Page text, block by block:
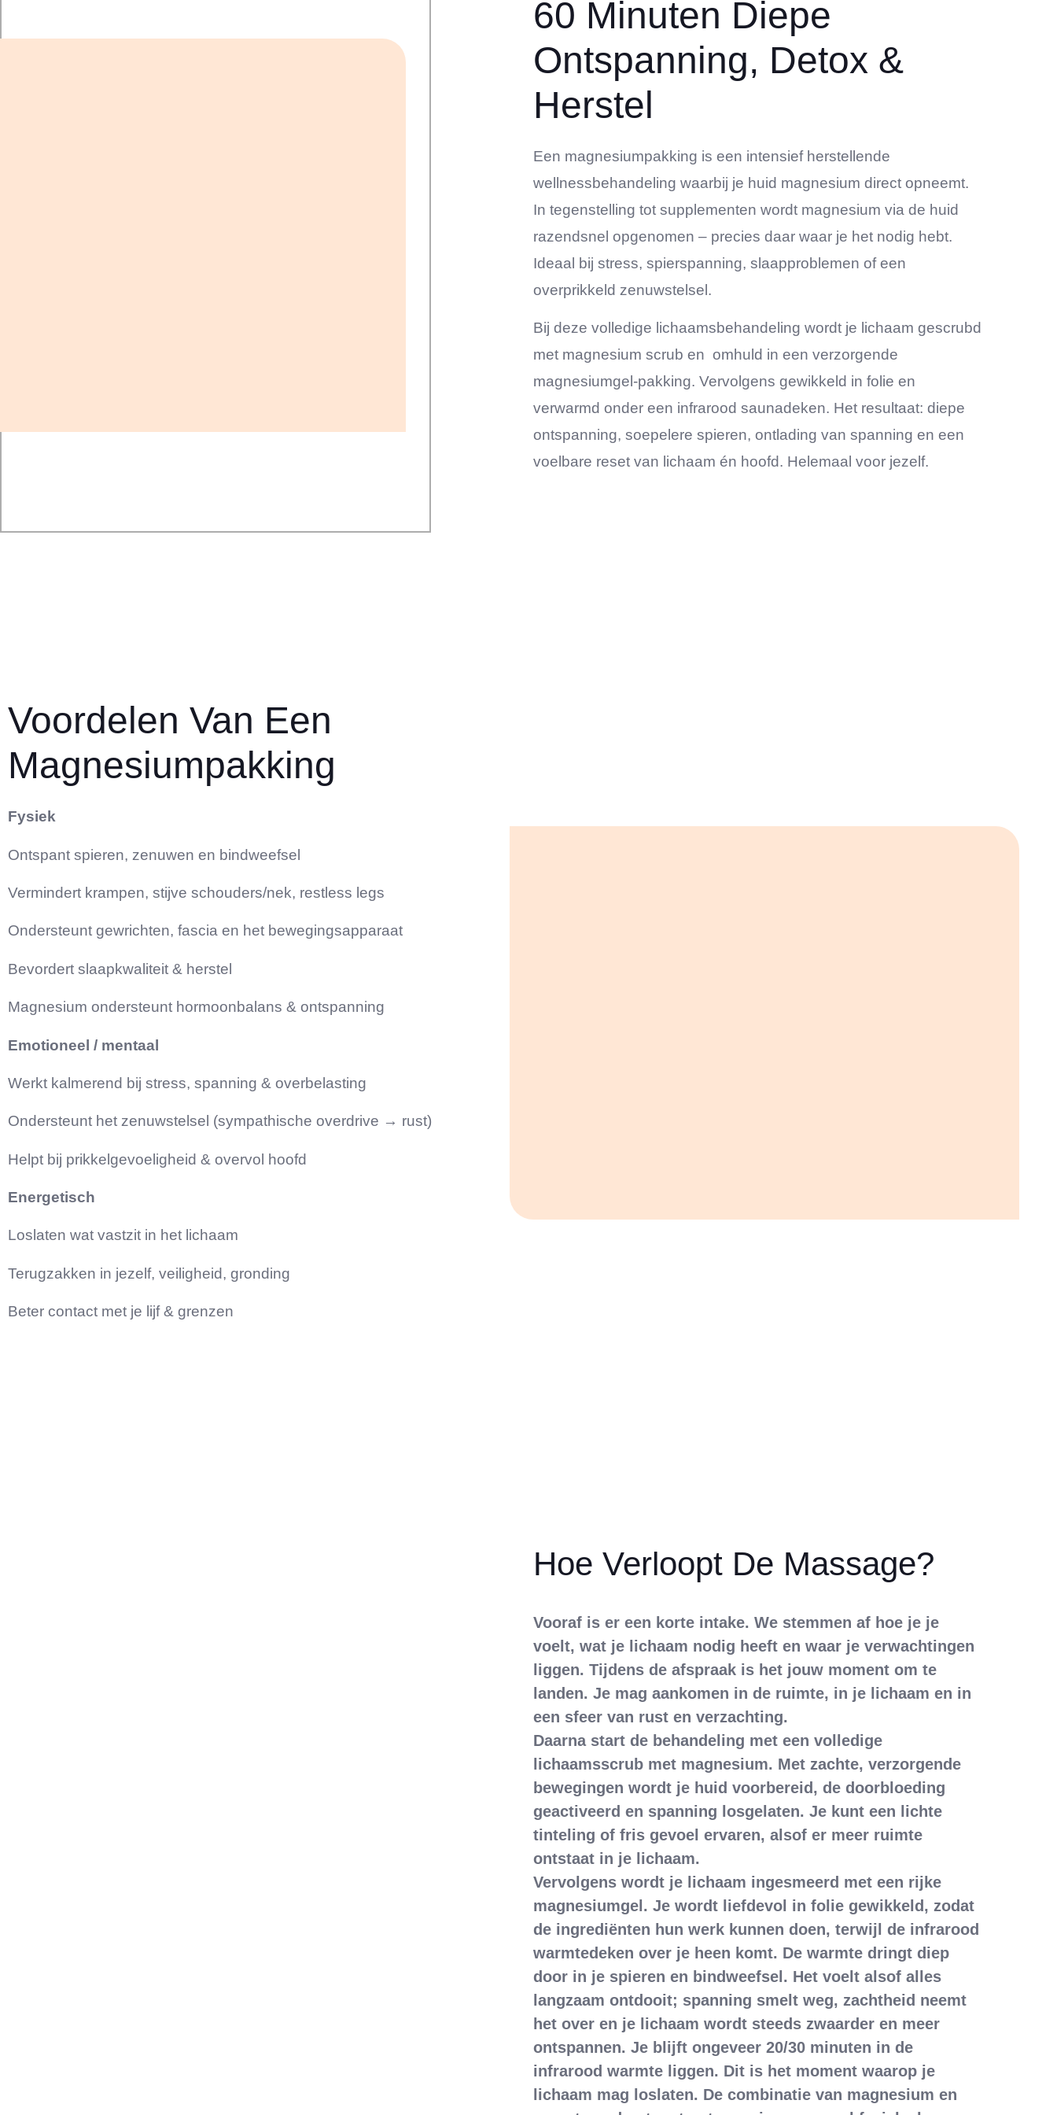
60 Minuten Diepe
Ontspanning, Detox &
Herstel
Een magnesiumpakking is een intensief herstellende
wellnessbehandeling waarbij je huid magnesium direct opneemt.
In tegenstelling tot supplementen wordt magnesium via de huid
razendsnel opgenomen – precies daar waar je het nodig hebt.
Ideaal bij stress, spierspanning, slaapproblemen of een
overprikkeld zenuwstelsel.
Bij deze volledige lichaamsbehandeling wordt je lichaam gescrubd
met magnesium scrub en omhuld in een verzorgende
magnesiumgel-pakking. Vervolgens gewikkeld in folie en
verwarmd onder een infrarood saunadeken. Het resultaat: diepe
ontspanning, soepelere spieren, ontlading van spanning en een
voelbare reset van lichaam én hoofd. Helemaal voor jezelf.
Voordelen Van Een
Magnesiumpakking
Fysiek
Ontspant spieren, zenuwen en bindweefsel
Vermindert krampen, stijve schouders/nek, restless legs
Ondersteunt gewrichten, fascia en het bewegingsapparaat
Bevordert slaapkwaliteit & herstel
Magnesium ondersteunt hormoonbalans & ontspanning
Emotioneel / mentaal
Werkt kalmerend bij stress, spanning & overbelasting
Ondersteunt het zenuwstelsel (sympathische overdrive → rust)
Helpt bij prikkelgevoeligheid & overvol hoofd
Energetisch
Loslaten wat vastzit in het lichaam
Terugzakken in jezelf, veiligheid, gronding
Beter contact met je lijf & grenzen
Hoe Verloopt De Massage?
Vooraf is er een korte intake. We stemmen af hoe je je
voelt, wat je lichaam nodig heeft en waar je verwachtingen
liggen. Tijdens de afspraak is het jouw moment om te
landen. Je mag aankomen in de ruimte, in je lichaam en in
een sfeer van rust en verzachting.
Daarna start de behandeling met een volledige
lichaamsscrub met magnesium. Met zachte, verzorgende
bewegingen wordt je huid voorbereid, de doorbloeding
geactiveerd en spanning losgelaten. Je kunt een lichte
tinteling of fris gevoel ervaren, alsof er meer ruimte
ontstaat in je lichaam.
Vervolgens wordt je lichaam ingesmeerd met een rijke
magnesiumgel. Je wordt liefdevol in folie gewikkeld, zodat
de ingrediënten hun werk kunnen doen, terwijl de infrarood
warmtedeken over je heen komt. De warmte dringt diep
door in je spieren en bindweefsel. Het voelt alsof alles
langzaam ontdooit; spanning smelt weg, zachtheid neemt
het over en je lichaam wordt steeds zwaarder en meer
ontspannen. Je blijft ongeveer 20/30 minuten in de
infrarood warmte liggen. Dit is het moment waarop je
lichaam mag loslaten. De combinatie van magnesium en